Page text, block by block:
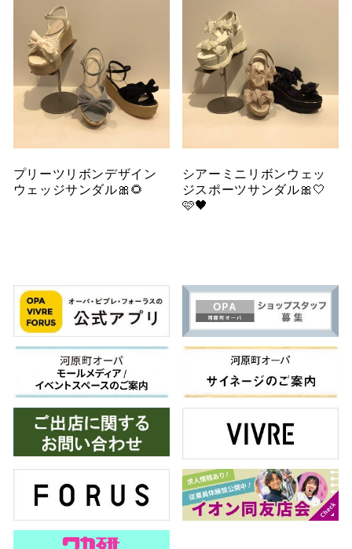
プリーツリボンデザイン
ウェッジサンダル🎀🌻
シアーミニリボンウェッ
ジスポーツサンダル🎀🤍
🩷🖤